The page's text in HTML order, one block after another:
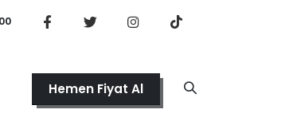
Hemen Fiyat Al